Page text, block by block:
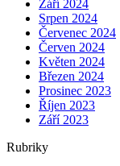
Září 2024
Srpen 2024
Červenec 2024
Červen 2024
Květen 2024
Březen 2024
Prosinec 2023
Říjen 2023
Září 2023
Rubriky